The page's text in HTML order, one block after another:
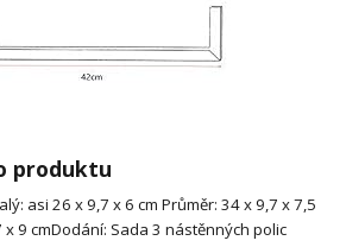
produktu
asi 26 x 9,7 x 6 cm Průměr: 34 x 9,7 x 7,5
x 9 cmDodání: Sada 3 nástěnných polic